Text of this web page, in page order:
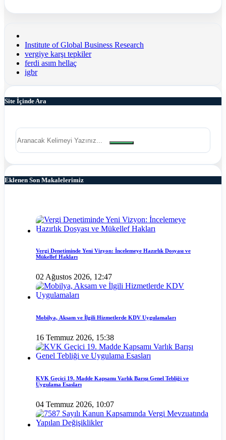
Institute of Global Business Research
vergiye karşı tepkiler
ferdi asım hellaç
igbr
Site İçinde Ara
Eklenen Son Makalelerimiz
Vergi Denetiminde Yeni Vizyon: İncelemeye Hazırlık Dosyası ve
Mükellef Hakları
02 Ağustos 2026, 12:47
Mobilya, Aksam ve İlgili Hizmetlerde KDV Uygulamaları
16 Temmuz 2026, 15:38
KVK Geçici 19. Madde Kapsamı Varlık Barışı Genel Tebliği ve
Uygulama Esasları
04 Temmuz 2026, 10:07